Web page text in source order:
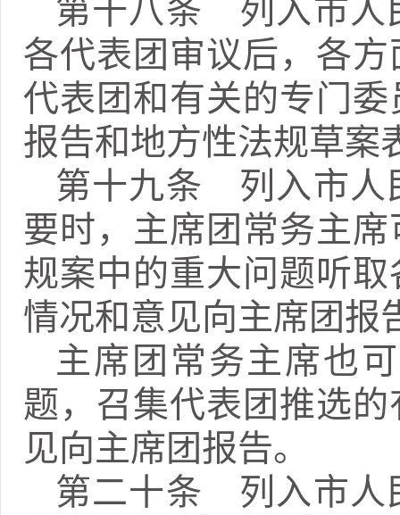
第十八条 列入市人
各代表团审议后，各
代表团和有关的专门
报告和地方性法规草案
第十九条 列入市人
要时，主席团常务主
规案中的重大问题听
情况和意见向主席团报
主席团常务主席也
题，召集代表团推选
见向主席团报告。
第二十条 列入市人